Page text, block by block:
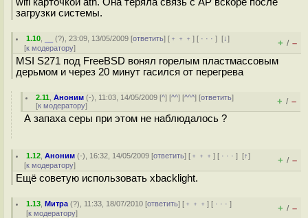
загрузки системы.
1.10 (?), 23:09, 13/05/2009 [ответить] [ ﹢﹢﹢] [ · · ·][↓]
[к модератору] + / –
MSI S271 под FreeBSD вонял горелым пластмассовым
дерьмом и через 20 минут гасился от перегрева
2.11 ,Аноним (-), 11:03, 14/05/2009 [^] [^^] [^^^] [ответить]
[к модератору] + / –
А запаха серы при этом не наблюдалось ?
1.12 ,Аноним (-), 16:32, 14/05/2009 [ответить] [ ﹢﹢﹢] [ · · ·][↑]
[к модератору] + / –
Ещё советую использовать xbacklight.
1.13 ,Митра (?), 11:33, 18/07/2010 [ответить] [ ﹢﹢﹢] [ · · ·]
[к модератору] + / –